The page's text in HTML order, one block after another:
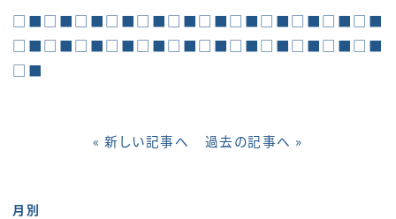
□■□■□■□■□■□■□■□■□■□■□■□■
□■□■□■□■□■□■□■□■□■□■□■□■
□■
« 新しい記事へ 過去の記事へ »
月別